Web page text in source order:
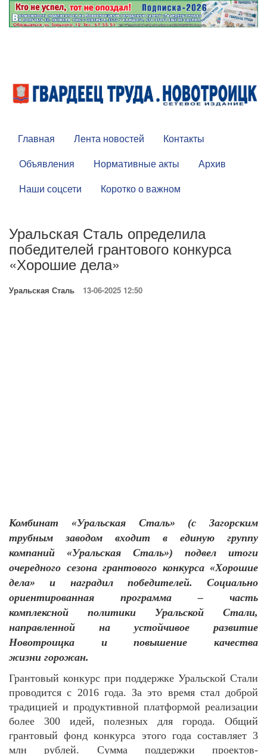
Главная Лента новостей
Контакты
Объявления
Нормативные акты
Архив
Наши соцсети
Коротко о важном
Уральская Сталь определила
победителей грантового конкурса
«Хорошие дела»
Уральская Сталь 13-06-2025 12:50
Комбинат «Уральская Сталь» (с Загорским
трубным заводом входит в единую группу
компаний «Уральская Сталь») подвел итоги
очередного сезонагрантового конкурса «Хорошие
дела» и наградил победителей. Социально
ориентированная программа– часть
комплексной политики Уральской Стали,
направленной на устойчивое развитие
Новотроицка и повышениекачества
жизни горожан.
Грантовый конкурс при поддержке Уральской Стали
проводится с 2016 года. За это время стал доброй
традицией и продуктивной платформой реализации
более 300 идей, полезных для города. Общий
грантовый фонд конкурса этого года составляет 3
млн рублей. Сумма поддержки проектов-